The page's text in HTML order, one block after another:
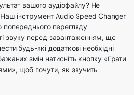
будь-які додаткові необхідні
змін натисніть кнопку «Грати
щоб почути, як звучить